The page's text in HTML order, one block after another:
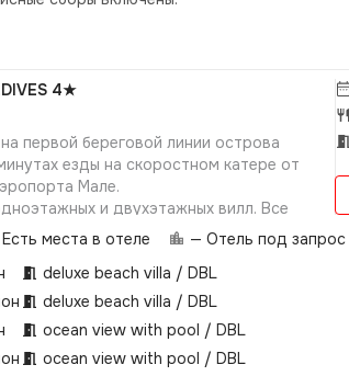
4★
первой береговой линии острова
езды на скоростном катере от
Мале.
и двухэтажных вилл. Все
пляж/море.
места в отеле
— Отель под запрос
deluxe beach villa / DBL
deluxe beach villa / DBL
ocean view with pool / DBL
ocean view with pool / DBL